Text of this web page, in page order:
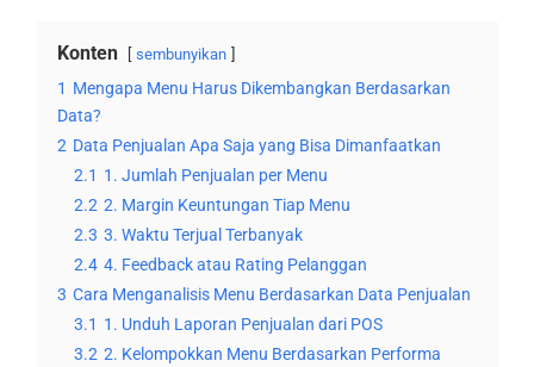
Konten sembunyikan
1 Mengapa Menu Harus Dikembangkan Berdasarkan
Data?
2 Data Penjualan Apa Saja yang Bisa Dimanfaatkan
2.1 1. Jumlah Penjualan per Menu
2.2 2. Margin Keuntungan Tiap Menu
2.3 3. Waktu Terjual Terbanyak
2.4 4. Feedback atau Rating Pelanggan
3 Cara Menganalisis Menu Berdasarkan Data Penjualan
3.1 1. Unduh Laporan Penjualan dari POS
3.2 2. Kelompokkan Menu Berdasarkan Performa